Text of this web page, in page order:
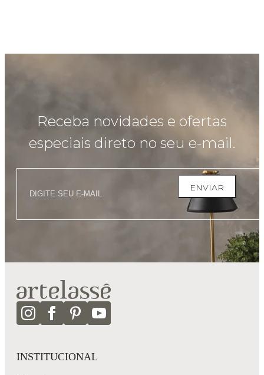
Receba novidades e ofertas
especiais direto no seu e-mail.
ENVIAR
INSTITUCIONAL